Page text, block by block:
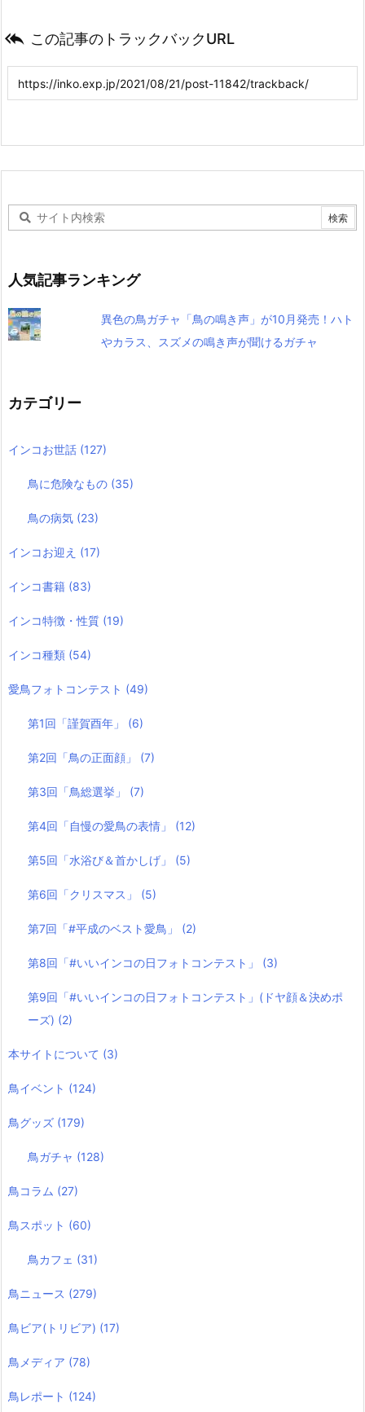
 この記事のトラックバックURL
人気記事ランキング
異色の鳥ガチャ「鳥の鳴き声」が10月発売！ハト
やカラス、スズメの鳴き声が聞けるガチャ
カテゴリー
インコお世話 (127)
鳥に危険なもの (35)
鳥の病気 (23)
インコお迎え (17)
インコ書籍 (83)
インコ特徴・性質 (19)
インコ種類 (54)
愛鳥フォトコンテスト (49)
第1回「謹賀酉年」 (6)
第2回「鳥の正面顔」 (7)
第3回「鳥総選挙」 (7)
第4回「自慢の愛鳥の表情」 (12)
第5回「水浴び＆首かしげ」 (5)
第6回「クリスマス」 (5)
第7回「#平成のベスト愛鳥」 (2)
第8回「#いいインコの日フォトコンテスト」 (3)
第9回「#いいインコの日フォトコンテスト」(ドヤ顔＆決めポ
ーズ) (2)
本サイトについて (3)
鳥イベント (124)
鳥グッズ (179)
鳥ガチャ (128)
鳥コラム (27)
鳥スポット (60)
鳥カフェ (31)
鳥ニュース (279)
鳥ビア(トリビア) (17)
鳥メディア (78)
鳥レポート (124)